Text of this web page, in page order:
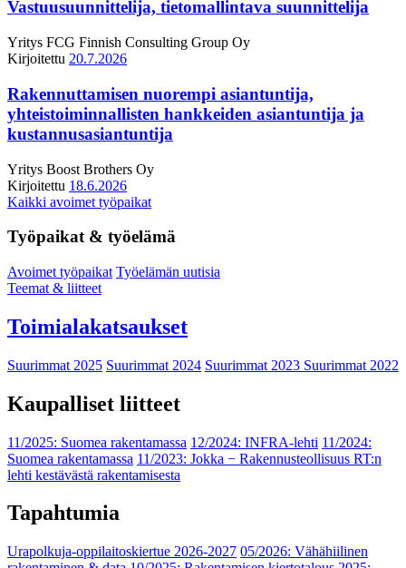
Vastuusuunnittelija, tietomallintava suunnittelija
Yritys FCG Finnish Consulting Group Oy
Kirjoitettu 20.7.2026
Rakennuttamisen nuorempi asiantuntija,
yhteistoiminnallisten hankkeiden asiantuntija ja
kustannusasiantuntija
Yritys Boost Brothers Oy
Kirjoitettu 18.6.2026
Kaikki avoimet työpaikat
Työpaikat & työelämä
Avoimet työpaikat Työelämän uutisia
Teemat & liitteet
Toimialakatsaukset
Suurimmat 2025 Suurimmat 2024 Suurimmat 2023 Suurimmat 2022
Kaupalliset liitteet
11/2025: Suomea rakentamassa 12/2024: INFRA-lehti 11/2024:
Suomea rakentamassa 11/2023: Jokka − Rakennusteollisuus RT:n
lehti kestävästä rakentamisesta
Tapahtumia
Urapolkuja-oppilaitoskiertue 2026-2027 05/2026: Vähähiilinen